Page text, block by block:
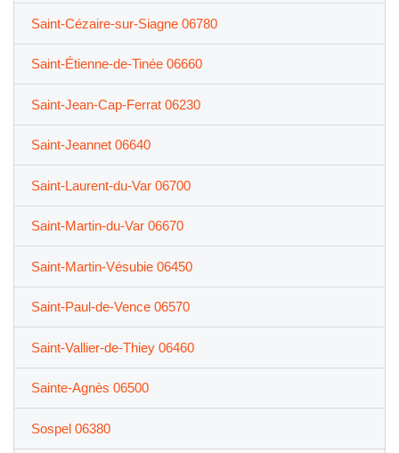
Saint-Cézaire-sur-Siagne 06780
Saint-Étienne-de-Tinée 06660
Saint-Jean-Cap-Ferrat 06230
Saint-Jeannet 06640
Saint-Laurent-du-Var 06700
Saint-Martin-du-Var 06670
Saint-Martin-Vésubie 06450
Saint-Paul-de-Vence 06570
Saint-Vallier-de-Thiey 06460
Sainte-Agnès 06500
Sospel 06380